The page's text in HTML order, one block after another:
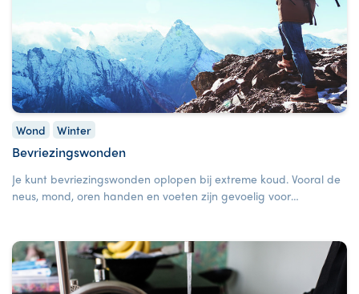
Wond Winter
Bevriezingswonden
Je kunt bevriezingswonden oplopen bij extreme koud. Vooral de
neus, mond, oren handen en voeten zijn gevoelig voor